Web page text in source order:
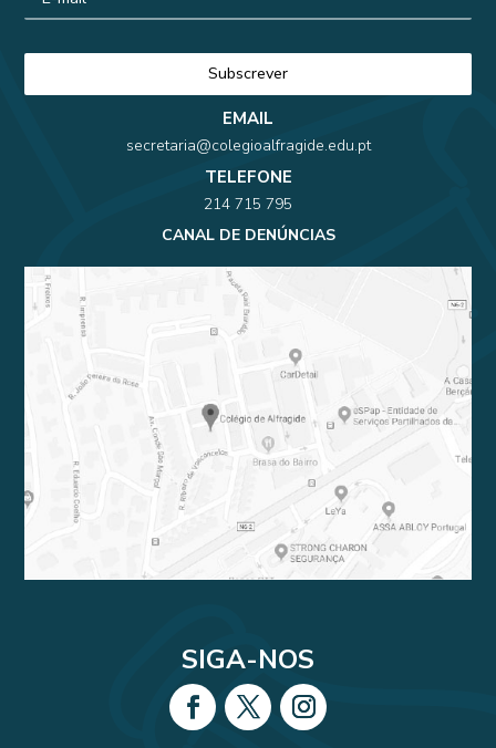
EMAIL
secretaria@colegioalfragide.edu.pt
TELEFONE
214 715 795
CANAL DE DENÚNCIAS
SIGA-NOS